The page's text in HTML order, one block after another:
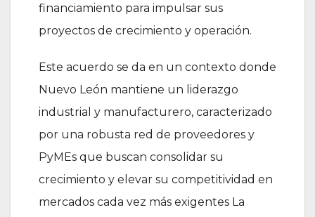
financiamiento para impulsar sus
proyectos de crecimiento y operación.
Este acuerdo se da en un contexto donde
Nuevo León mantiene un liderazgo
industrial y manufacturero, caracterizado
por una robusta red de proveedores y
PyMEs que buscan consolidar su
crecimiento y elevar su competitividad en
mercados cada vez más exigentes La